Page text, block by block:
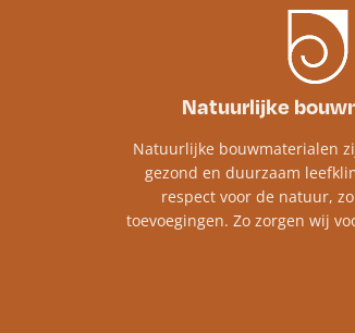
Natuurlijke
Natuurlijke bouwmaterialen
gezond en duurzaam
respect voor de natuur,
toevoegingen. Zo zorgen wij